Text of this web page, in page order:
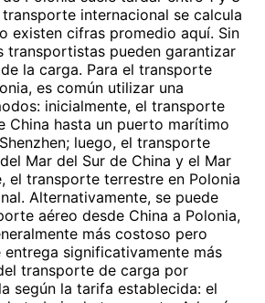
internacional se calcula
existen cifras promedio aquí. Sin
transportistas pueden garantizar
la carga. Para el transporte
es común utilizar una
inicialmente, el transporte
China hasta un puerto marítimo
luego, el transporte
Mar del Sur de China y el Mar
el transporte terrestre en Polonia
Alternativamente, se puede
aéreo desde China a Polonia,
más costoso pero
significativamente más
transporte de carga por
según la tarifa establecida: el